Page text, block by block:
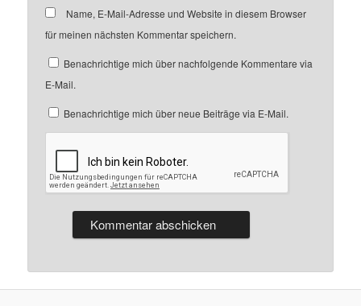
Name, E-Mail-Adresse und Website in diesem Browser
für meinen nächsten Kommentar speichern.
Benachrichtige mich über nachfolgende Kommentare via
E-Mail.
Benachrichtige mich über neue Beiträge via E-Mail.